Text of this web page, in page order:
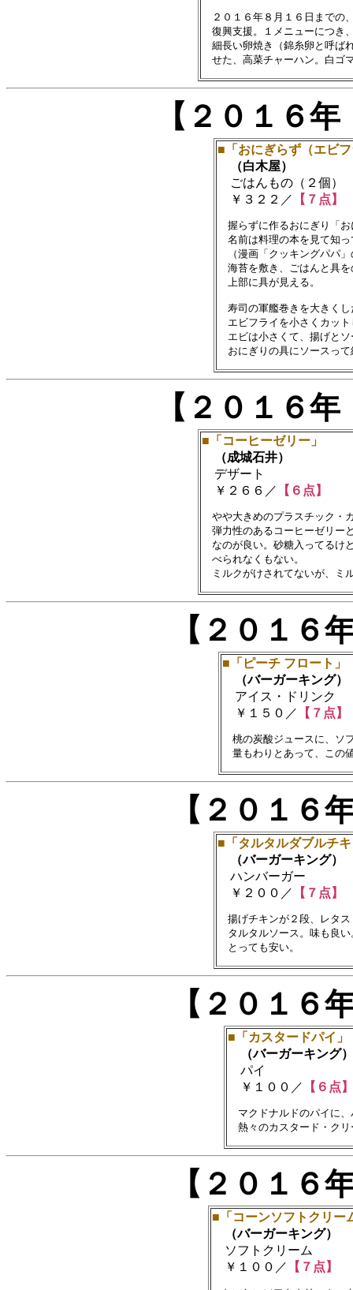
２０１６年８月１６日までの
復興支援。１メニューにつき
細長い卵焼き（錦糸卵と呼ば
【２０１６
■「おにぎらず（エビ
（白木屋）
ごはんもの（２個）
￥３２２／ 【７点】
握らずに作るおにぎり「お
名前は料理の本を見て知っ
（漫画「クッキングパパ」
海苔を敷き、ごはんと具を
上部に具が見える。
寿司の軍艦巻きを大きくし
エビフライを小さくカット
エビは小さくて、揚げとソ
【２０１６
■「コーヒーゼリー」
（成城石井）
デザート
￥２６６／
【６点】
やや大きめのプラスチック・
弾力性のあるコーヒーゼリ
なのが良い。砂糖入ってるけ
べられなくもない。
【２０１
■「ピーチ フロート」
（バーガーキング）
アイス・ドリンク
￥１５０／
【７点】
桃の炭酸ジュースに、ソ
【２０１
■「タルタルダブルチ
（バーガーキング）
ハンバーガー
￥２００／ 【７点】
揚げチキンが２段、レタ
タルタルソース。味も良い
【２０１
■「カスタードパイ」
（バーガーキング）
パイ
￥１００／ 【６点】
マクドナルドのパイに
【２０１
■「コーンソフトクリー
（バーガーキング）
ソフトクリーム
￥１００／
【７点】